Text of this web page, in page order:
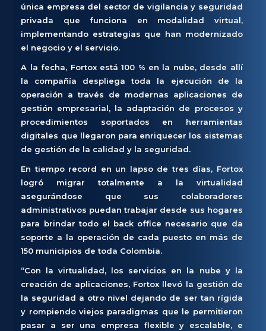
única empresa del sector de vigilancia y seguridad
privada que funciona en modalidad virtual,
implementando estrategias que han modernizado
el negocio y el servicio.
A la fecha, Fortox está 100 % en la nube, desde allí
la compañía despliega toda la ejecución de la
operación a través de modernas aplicaciones de
gestión empresarial, la adaptación de procesos y
procedimientos soportados en herramientas
digitales que llegaron para enriquecer los sistemas
de gestión de la calidad y la seguridad.
En tiempo record en un lapso de tres días, Fortox
logró migrar totalmente a la virtualidad
asegurándose que sus colaboradores
administrativos puedan trabajar desde sus hogares
para brindar todo el back office necesario que da
soporte a la operación de cada puesto en más de
150 municipios de toda Colombia.
“Con la virtualidad, los servicios en la nube y la
creación de aplicaciones, Fortox llevó la gestión de
la seguridad a otro nivel dejando de ser tan rígida
y rompiendo viejos paradigmas que le permitieron
pasar a ser una empresa flexible y escalable, e